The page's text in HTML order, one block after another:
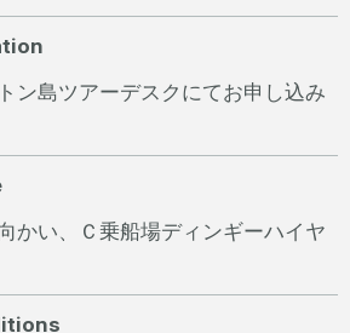
ン島ツアーデスクにてお申し込み
かい、Ｃ乗船場ディンギーハイヤ